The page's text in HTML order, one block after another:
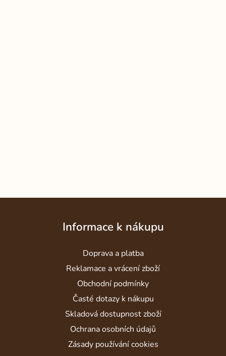
Informace k nákupu
Doprava a platba
Reklamace a vrácení zboží
Obchodní podmínky
Časté dotazy k nákupu
Skladová dostupnost zboží
Ochrana osobních údajů
Zásady používání cookies